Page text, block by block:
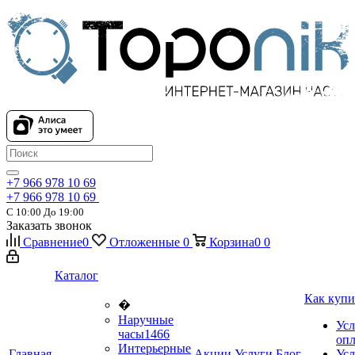
+7 966 978 10 69
+7 966 978 10 69
С 10:00 До 19:00
Заказать звонок
Сравнение0 Отложенные 0 Корзина0 0
Каталог
�
Наручные
часы1466
Интерьерные
Как